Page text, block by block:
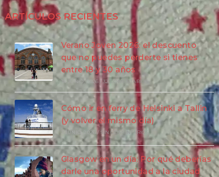
ARTÍCULOS RECIENTES
Verano Joven 2026: el descuento
que no puedes perderte si tienes
entre 18 y 30 años
18 JUNIO, 2026 / 32 COMENTARIOS
Cómo ir en ferry de Helsinki a Tallin
(y volver el mismo día)
3 JUNIO, 2026 / SIN COMENTARIOS
Glasgow en un día: Por qué deberías
darle una oportunidad a la ciudad